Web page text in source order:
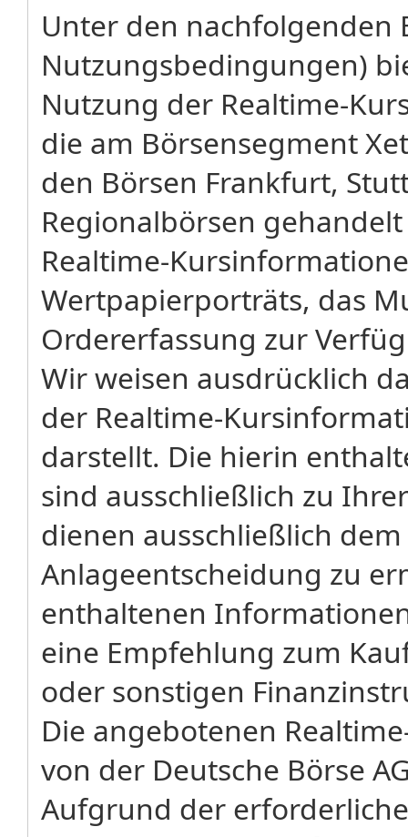
Unter den nachfolgenden
Nutzungsbedingungen)
Nutzung der Realtime-
die am Börsensegment
den Börsen Frankfurt,
Regionalbörsen
Realtime-
Wertpapierporträts, das
Ordererfassung zur
Wir weisen ausdrücklich
der Realtime-
darstellt. Die hierin
sind ausschließlich zu
dienen ausschließlich
Anlageentscheidung zu
enthaltenen
eine Empfehlung zum
oder sonstigen
Die angebotenen
von der Deutsche Börse
Aufgrund der